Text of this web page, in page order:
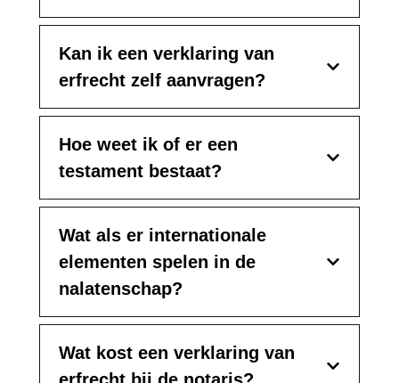
Kan ik een verklaring van
erfrecht zelf aanvragen?
Hoe weet ik of er een
testament bestaat?
Wat als er internationale
elementen spelen in de
nalatenschap?
Wat kost een verklaring van